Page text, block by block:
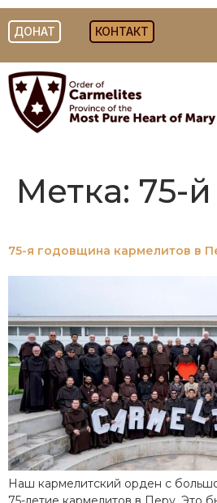
ДОНАТ КОНТАКТ
Метка: 75-й
75-я годовщина кармелитов в
Наш кармелитский орден с